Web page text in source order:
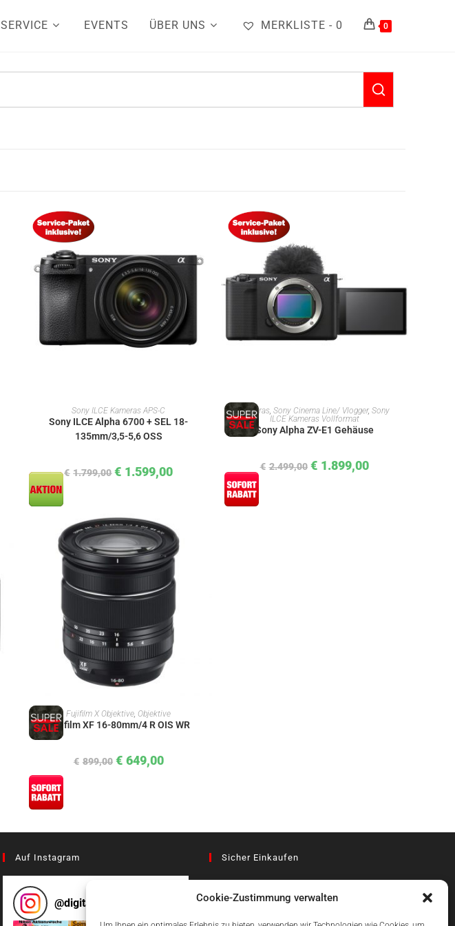
Cookie-Zustimmung verwalten
SERVICE EVENTS ÜBER UNS MERKLISTE - 0 0
IN DEN WARENKORB
Sony ILCE Kameras APS-C
Sony ILCE Alpha 6700 + SEL 18-
135mm/3,5-5,6 OSS
€ 1.799,00 € 1.599,00
IN DEN WARENKORB
Kameras ,Sony Cinema Line/ Vlogger,Sony
ILCE Kameras Vollformat
Sony Alpha ZV-E1 Gehäuse
€ 2.499,00 € 1.899,00
IN DEN WARENKORB
Fujifilm X Objektive,Objektive
Fujifilm XF 16-80mm/4 R OIS WR
€ 899,00 € 649,00
Auf Instagram
@digitalcameragraz
Sicher Einkaufen